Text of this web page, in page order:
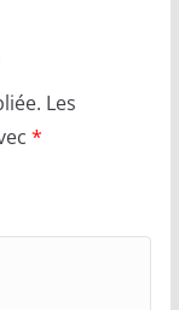
Les
*